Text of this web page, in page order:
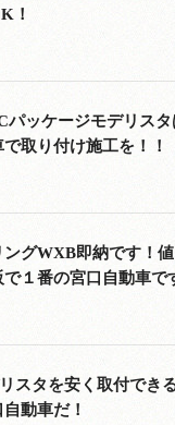
！
パッケージモデリス
取り付け施工を！！
グWXB即納です！値
１番の宮口自動車で
スタを安く取付でき
動車だ！